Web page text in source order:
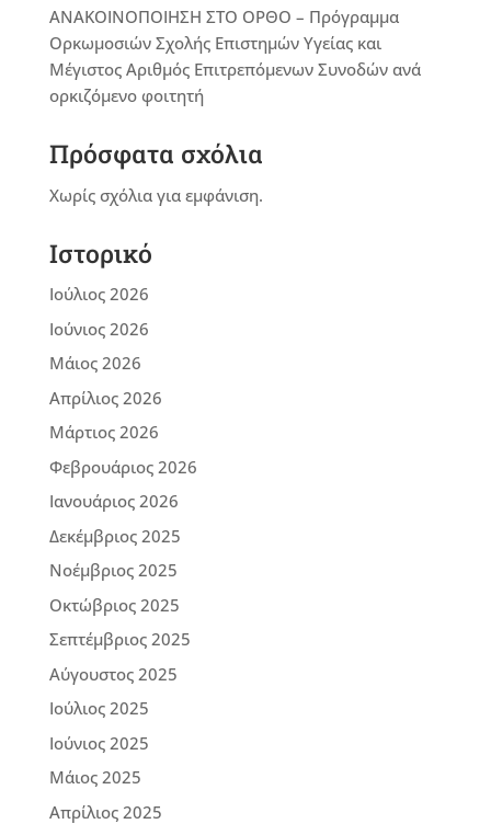
ΑΝΑΚΟΙΝΟΠΟΙΗΣΗ ΣΤΟ ΟΡΘΟ – Πρόγραμμα
Ορκωμοσιών Σχολής Επιστημών Υγείας και
Μέγιστος Αριθμός Επιτρεπόμενων Συνοδών ανά
ορκιζόμενο φοιτητή
Πρόσφατα σχόλια
Χωρίς σχόλια για εμφάνιση.
Ιστορικό
Ιούλιος 2026
Ιούνιος 2026
Μάιος 2026
Απρίλιος 2026
Μάρτιος 2026
Φεβρουάριος 2026
Ιανουάριος 2026
Δεκέμβριος 2025
Νοέμβριος 2025
Οκτώβριος 2025
Σεπτέμβριος 2025
Αύγουστος 2025
Ιούλιος 2025
Ιούνιος 2025
Μάιος 2025
Απρίλιος 2025